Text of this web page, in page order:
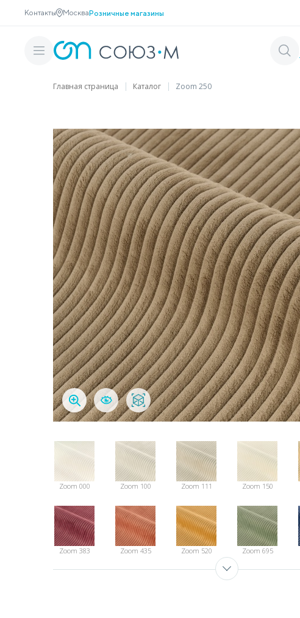
Контакты МоскваРозничные магазины
Главная страница Каталог Zoom 250
Zoom 000 Zoom 100 Zoom 111 Zoom 150
Zoom 383 Zoom 435 Zoom 520 Zoom 695